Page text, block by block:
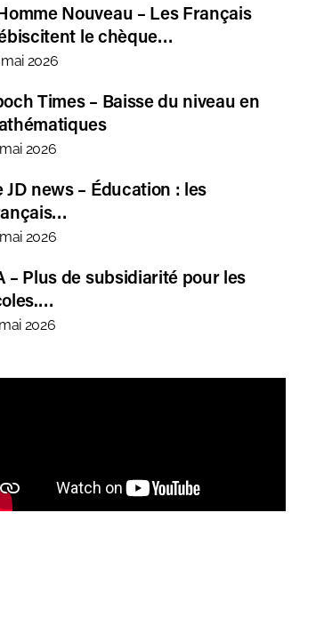
Nouveau – Les Français
le chèque…
2026
Times – Baisse du niveau en
2026
JD news – Éducation : les
2026
– Plus de subsidiarité pour les
2026